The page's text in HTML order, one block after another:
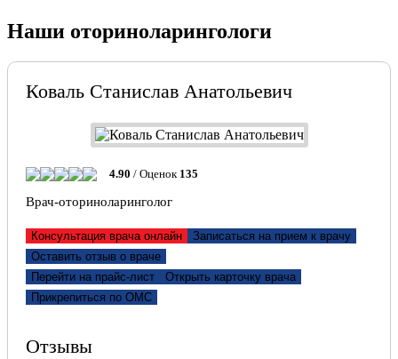
Наши оториноларингологи
Коваль Станислав Анатольевич
4.90 / Оценок 135
Врач-оториноларинголог
Консультация врача онлайн
Записаться на прием к врачу
Оставить отзыв о враче
Перейти на прайс-лист
Открыть карточку врача
Прикрепиться по ОМС
Отзывы